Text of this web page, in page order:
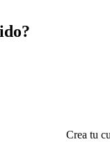
Crea tu